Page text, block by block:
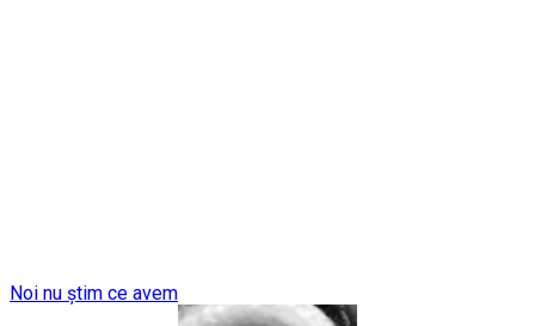
Post
Noi nu știm ce avem